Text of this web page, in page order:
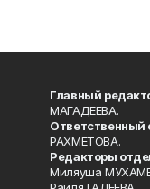
Главный
МАГАДЕЕВА.
Ответственный
РАХМЕТОВА.
Редакторы
Миляуша